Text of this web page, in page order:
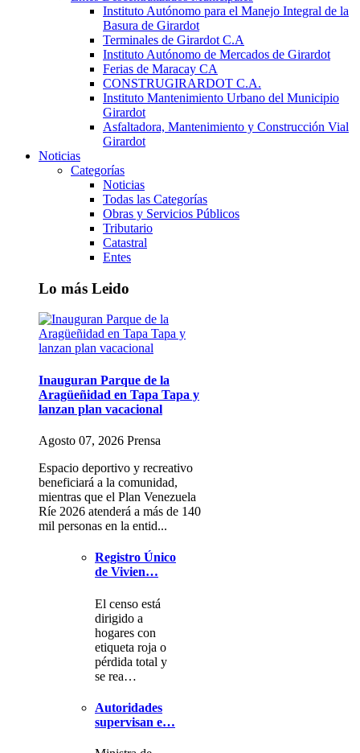
Instituto Autónomo para el Manejo Integral de la
Basura de Girardot
Terminales de Girardot C.A
Instituto Autónomo de Mercados de Girardot
Ferias de Maracay CA
CONSTRUGIRARDOT C.A.
Instituto Mantenimiento Urbano del Municipio
Girardot
Asfaltadora, Mantenimiento y Construcción Vial
Girardot
Noticias
Categorías
Noticias
Todas las Categorías
Obras y Servicios Públicos
Tributario
Catastral
Entes
Lo más Leido
Inauguran Parque de la
Aragüeñidad en Tapa Tapa y
lanzan plan vacacional
Agosto 07, 2026 Prensa
Espacio deportivo y recreativo
beneficiará a la comunidad,
mientras que el Plan Venezuela
Ríe 2026 atenderá a más de 140
mil personas en la entid...
Registro Único
de Vivien…
El censo está
dirigido a
hogares con
etiqueta roja o
pérdida total y
se rea…
Autoridades
supervisan e…